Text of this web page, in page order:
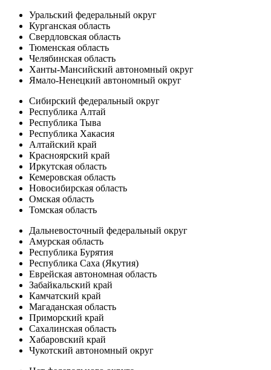
Уральский федеральный округ
Курганская область
Свердловская область
Тюменская область
Челябинская область
Ханты-Мансийский автономный округ
Ямало-Ненецкий автономный округ
Сибирский федеральный округ
Республика Алтай
Республика Тыва
Республика Хакасия
Алтайский край
Красноярский край
Иркутская область
Кемеровская область
Новосибирская область
Омская область
Томская область
Дальневосточный федеральный округ
Амурская область
Республика Бурятия
Республика Саха (Якутия)
Еврейская автономная область
Забайкальский край
Камчатский край
Магаданская область
Приморский край
Сахалинская область
Хабаровский край
Чукотский автономный округ